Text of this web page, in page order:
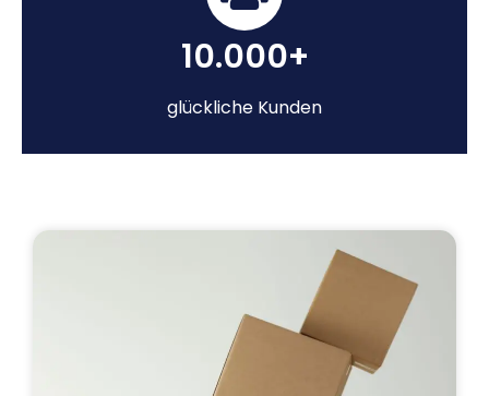
10.000+
glückliche Kunden